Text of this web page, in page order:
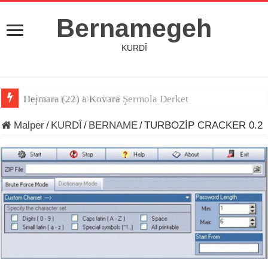
Bernamegeh
KURDÎ
Hejmara (22) a Kovara Şermola Derket
Destana Kela Dimdimê
Malper/ KURDÎ / BERNAME/TURBOZİP CRACKER 0.2